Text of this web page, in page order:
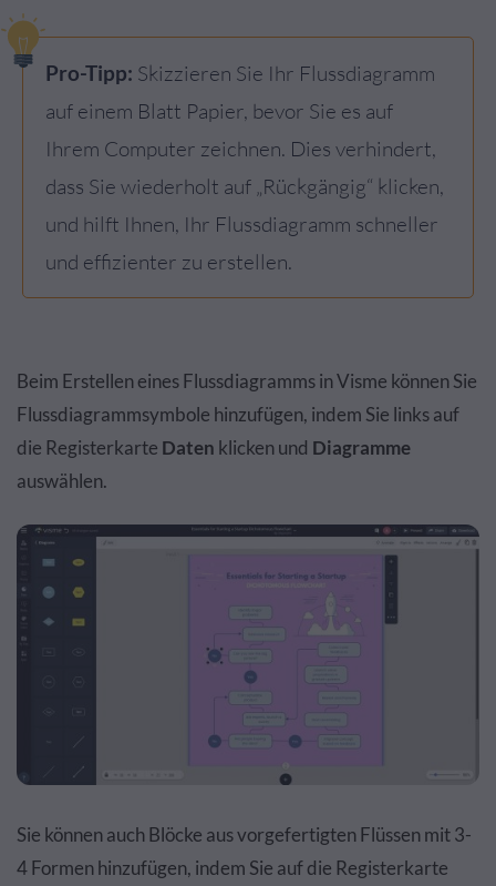
Pro-Tipp: Skizzieren Sie Ihr Flussdiagramm
auf einem Blatt Papier, bevor Sie es auf
Ihrem Computer zeichnen. Dies verhindert,
dass Sie wiederholt auf „Rückgängig“ klicken,
und hilft Ihnen, Ihr Flussdiagramm schneller
und effizienter zu erstellen.
Beim Erstellen eines Flussdiagramms in Visme können Sie
Flussdiagrammsymbole hinzufügen, indem Sie links auf
die Registerkarte Daten klicken und Diagramme
auswählen.
Sie können auch Blöcke aus vorgefertigten Flüssen mit 3-
4 Formen hinzufügen, indem Sie auf die Registerkarte